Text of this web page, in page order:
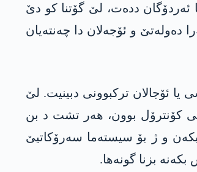
ئەردۆگان ددەت، لێ گۆتنا کو دێ
و ئۆجەلان دا چەنتەیان
ئۆجالان ترکبوونی دبینیت. لێ
کۆنترۆل بوون، ھەر تشت د بن
بکەن و ژ بۆ سیستەما سەرۆکاتیێ
بزنا گونەھا.